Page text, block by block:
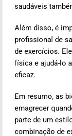
saudáveis
Além disso, é
profissional de
de exercícios.
física e ajudá-lo
eficaz.
Em resumo, as
emagrecer
parte de um
combinação de